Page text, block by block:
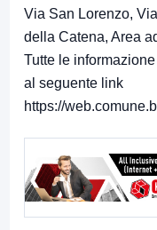
Via San Lorenzo,
della Catena, Area
Tutte le
al seguente link
https://